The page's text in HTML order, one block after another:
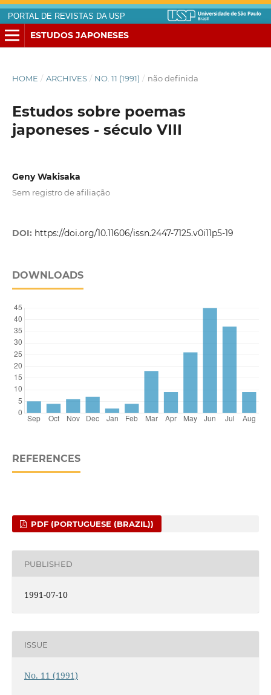
PORTAL DE REVISTAS DA USP
ESTUDOS JAPONESES
HOME / ARCHIVES / NO. 11 (1991) / não definida
Estudos sobre poemas
japoneses - século VIII
Geny Wakisaka
Sem registro de afiliação
DOI: https://doi.org/10.11606/issn.2447-7125.v0i11p5-19
DOWNLOADS
REFERENCES
PDF (PORTUGUESE (BRAZIL))
PUBLISHED
1991-07-10
ISSUE
No. 11 (1991)